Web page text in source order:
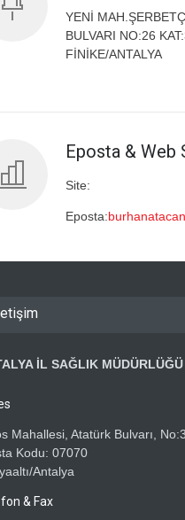
YENİ
BULVARI NO:26
FİNİKE/ANTALYA
Eposta & Web
Site:
Eposta:
İL SAĞLIK MÜDÜRLÜĞÜ
Mahallesi, Atatürk Bulvarı,
Kodu: 07070
Antalya
& Fax